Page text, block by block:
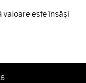
valoare este însăși